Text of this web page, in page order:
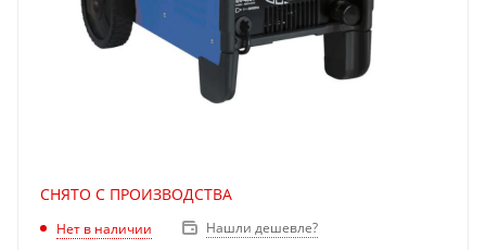
СНЯТО С ПРОИЗВОДСТВА
Нет в наличии
Нашли дешевле?